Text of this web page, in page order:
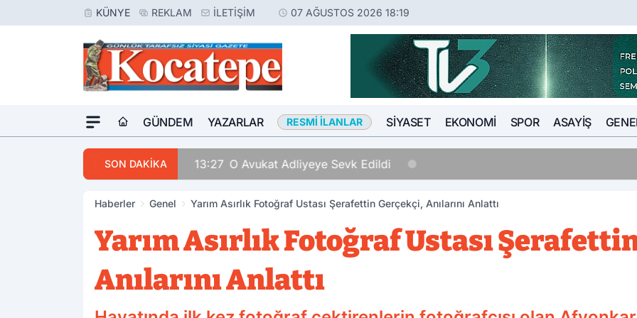
KÜNYE REKLAM İLETIŞIM 07 AĞUSTOS 2026 18:19
GÜNDEM YAZARLAR RESMI İLANLAR SIYASET EKONOMI SPOR ASAYIŞ
SON DAKİKA 13:27 O Avukat Adliyeye Sevk Edildi
Haberler Genel Yarım Asırlık Fotoğraf Ustası Şerafettin Gerçekçi, Anılarını Anlattı
Yarım Asırlık Fotoğraf Ustası
Anılarını Anlattı